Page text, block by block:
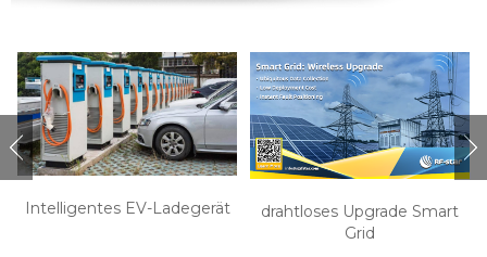
Intelligentes EV-Ladegerät
drahtloses Upgrade Smart
Grid